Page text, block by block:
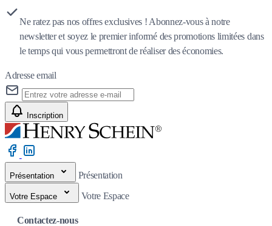
Ne ratez pas nos offres exclusives ! Abonnez-vous à notre
newsletter et soyez le premier informé des promotions limitées dans
le temps qui vous permettront de réaliser des économies.
Adresse email
Inscription
Présentation Présentation
Votre Espace Votre Espace
Contactez-nous